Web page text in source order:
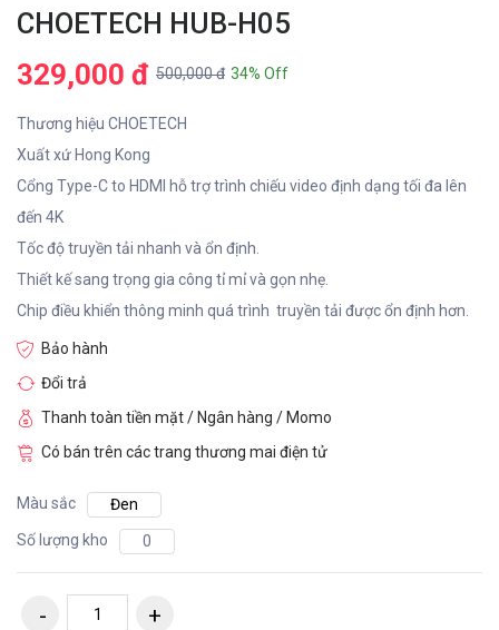
CHOETECH HUB-H05
329,000 đ 500,000 đ 34% Off
Thương hiệu CHOETECH
Xuất xứ Hong Kong
Cổng Type-C to HDMI hỗ trợ trình chiếu video định dạng tối đa lên
đến 4K
Tốc độ truyền tải nhanh và ổn định.
Thiết kế sang trọng gia công tỉ mỉ và gọn nhẹ.
Chip điều khiển thông minh quá trình truyền tải được ổn định hơn.
Bảo hành
Đổi trả
Thanh toàn tiền mặt / Ngân hàng / Momo
Có bán trên các trang thương mai điện tử
Màu sắc
Đen
Số lượng kho
0